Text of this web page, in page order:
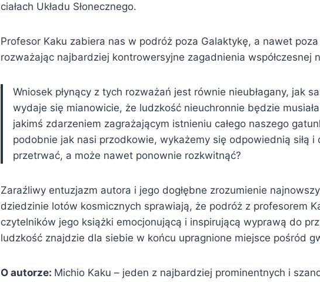
ciałach Układu Słonecznego.
Profesor Kaku zabiera nas w podróż poza Galaktykę, a nawet
rozważając najbardziej kontrowersyjne zagadnienia współczesnej
Wniosek płynący z tych rozważań jest równie nieubłagany, jak
wydaje się mianowicie, że ludzkość nieuchronnie będzie
jakimś zdarzeniem zagrażającym istnieniu całego naszego
podobnie jak nasi przodkowie, wykażemy się odpowiednią siłą i
przetrwać, a może nawet ponownie rozkwitnąć?
Zaraźliwy entuzjazm autora i jego dogłębne zrozumienie
dziedzinie lotów kosmicznych sprawiają, że podróż z profesorem
czytelników jego książki emocjonującą i inspirującą wyprawą do
ludzkość znajdzie dla siebie w końcu upragnione miejsce pośród
O autorze: Michio Kaku – jeden z najbardziej prominentnych i